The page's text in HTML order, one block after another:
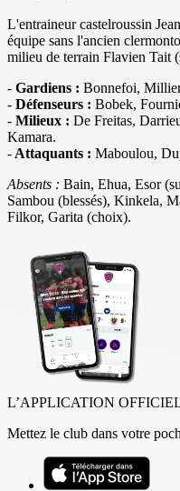
L'entraineur castelroussin
équipe sans l'ancien
milieu de terrain Flavien Tait
- Gardiens : Bonnefoi,
- Défenseurs : Bobek,
- Milieux : De Freitas,
Kamara.
- Attaquants : Maboulou,
Absents : Bain, Ehua, Esor
Sambou (blessés), Kinkela,
Filkor, Garita (choix).
L’APPLICATION
Mettez le club dans votre